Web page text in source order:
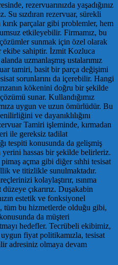
rezervuarınızda yaşadığınız
Su sızdıran rezervuar, sürekli
parçalar gibi problemler, hem
etkileyebilir. Firmamız, bu
sunmak için özel olarak
ekibe sahiptir. İzmit Kozluca
uzmanlaşmış ustalarımız
tamiri, basit bir parça değişimi
sorunlarını da içerebilir. Hangi
kökenini doğru bir şekilde
sunar. Kullandığımız
uygun ve uzun ömürlüdür. Bu
ve dayanıklılığını
Tamiri işleminde, kırmadan
ile gereksiz tadilat
tespiti konusunda da gelişmiş
yerini hassas bir şekilde belirleriz.
açma gibi diğer sıhhi tesisat
ve titizlikle sunulmaktadır.
kolaylaştırır, ısınma
çıkarırız. Duşakabin
estetik ve fonksiyonel
tüm bu hizmetlerde olduğu gibi,
da müşteri
hedefler. Tecrübeli ekibimiz,
fiyat politikamızla, tesisat
adresiniz olmaya devam